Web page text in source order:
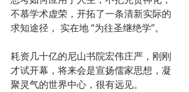
不慕学术虚荣，开拓了一条清新实际的
求知途径， 实在地 “为往圣继绝学”。
耗资几十亿的尼山书院宏伟庄严，刚刚
才试开幕，将来会是宣扬儒家思想，凝
聚灵气的世界中心，很有远见。